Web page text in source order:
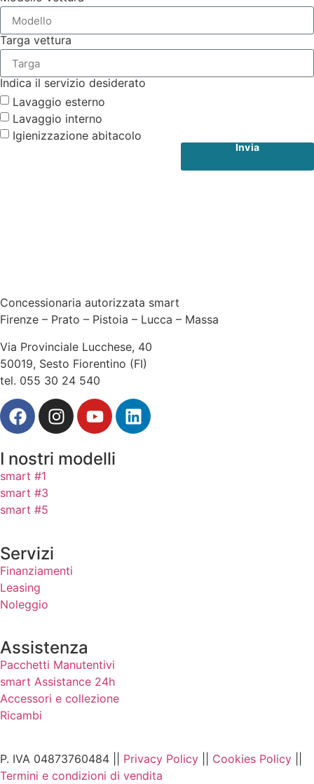
Targa vettura
Indica il servizio desiderato
Lavaggio esterno
Lavaggio interno
Igienizzazione abitacolo
Invia
Concessionaria autorizzata smart
Firenze – Prato – Pistoia – Lucca – Massa
Via Provinciale Lucchese, 40
50019, Sesto Fiorentino (FI)
tel. 055 30 24 540
I nostri modelli
smart #1
smart #3
smart #5
Servizi
Finanziamenti
Leasing
Noleggio
Assistenza
Pacchetti Manutentivi
smart Assistance 24h
Accessori e collezione
Ricambi
P. IVA 04873760484 || Privacy Policy Cookies Policy
Termini e condizioni di vendita